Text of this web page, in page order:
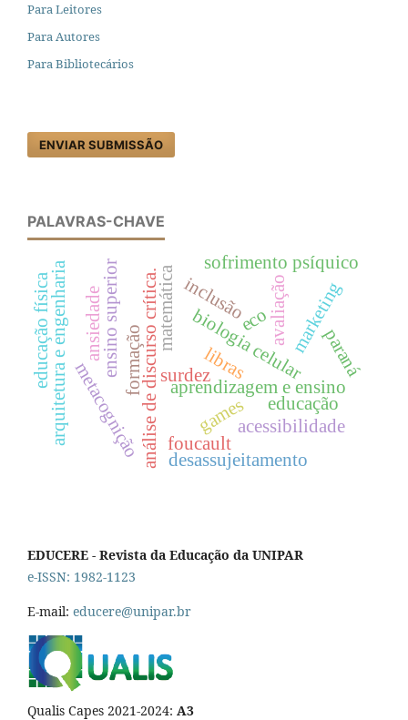
Para Leitores
Para Autores
Para Bibliotecários
ENVIAR SUBMISSÃO
PALAVRAS-CHAVE
avaliação
biologia celular
aprendizagem e ensino
educação
análise de discurso crítica.
metacognição
matemática
games
marketing
arquitetura e engenharia eco
formação
ensino superior sofrimento psíquico
ansiedade inclusão
surdez
acessibilidade
libras
educação física
foucault
desassujeitamento
paraná
EDUCERE - Revista da Educação da UNIPAR
e-ISSN: 1982-1123
E-mail: educere@unipar.br
Qualis Capes 2021-2024: A3